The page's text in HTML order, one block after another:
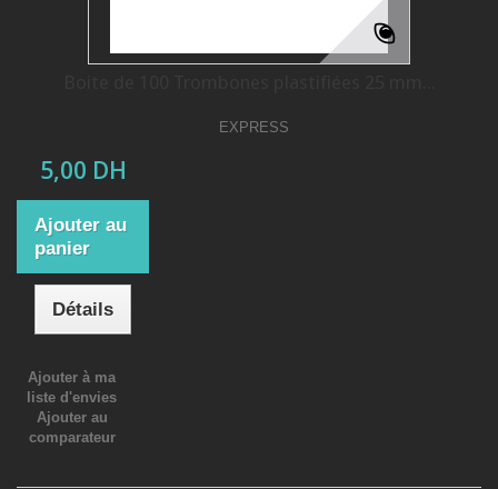
EXPRESS
5,00 DH
Ajouter au
panier
Détails
Ajouter à ma
liste d'envies
Ajouter au
comparateur